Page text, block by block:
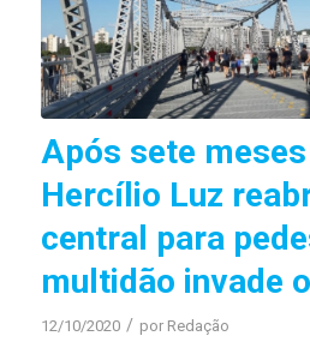
Após sete
Hercílio Luz
central para
multidão invade
12/10/2020 / por Redação